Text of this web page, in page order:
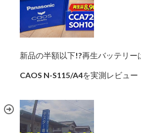
新品の半額以下!?再生バッテリ
CAOS N-S115/A4を実測レビュー